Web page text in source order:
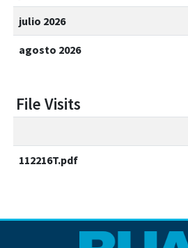
julio 2026
agosto 2026
File Visits
112216T.pdf